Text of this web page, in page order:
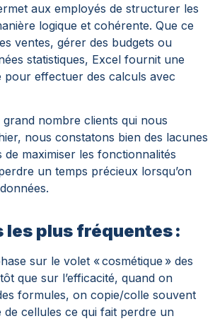
aux employés de structurer les
logique et cohérente. Que ce
ventes, gérer des budgets ou
statistiques, Excel fournit une
pour effectuer des calculs avec
nombre clients qui nous
nous constatons bien des lacunes
de maximiser les fonctionnalités
un temps précieux lorsqu’on
les plus fréquentes :
sur le volet « cosmétique » des
que sur l’efficacité, quand on
formules, on copie/colle souvent
de cellules ce qui fait perdre un